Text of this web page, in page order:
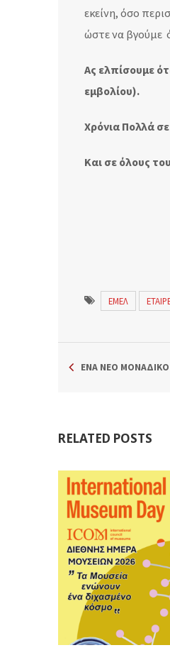
εκείνη, όσο
ώστε να βγούμε
Ας ελπίσουμε
εμβολίου).
Χρόνια Πολλά
Και σε όλους
ΕΜΕΛ
ΕΝΑ ΝΕΟ
RELATED POSTS